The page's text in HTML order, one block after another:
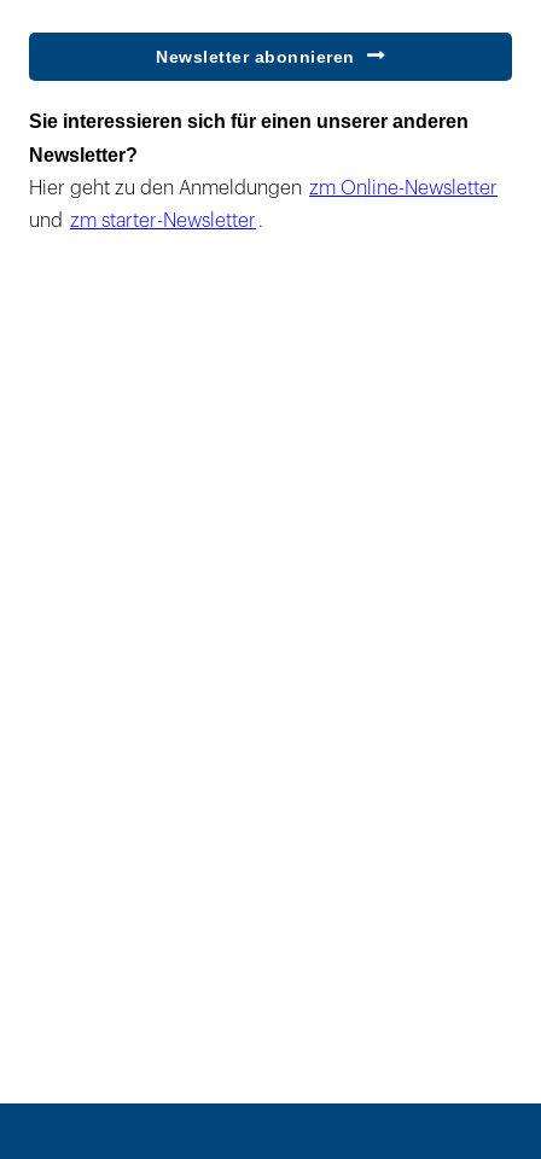
Newsletter abonnieren
Sie interessieren sich für einen unserer anderen
Newsletter?
Hier geht zu den Anmeldungen zm Online-Newsletter
und zm starter-Newsletter .